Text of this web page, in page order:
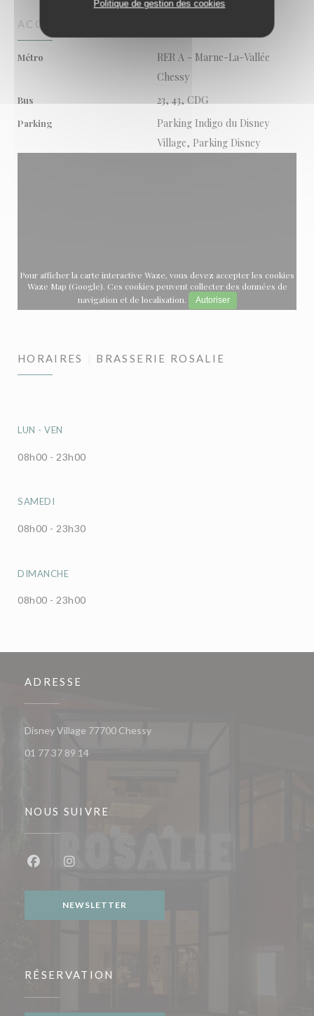
Politique de gestion des cookies
ACCÈS
Métro
RER A - Marne-La-Vallée
Chessy
Bus 23, 43, CDG
Parking
Parking Indigo du Disney
Village, Parking Disney
Pour afficher la carte interactive Waze, vous devez accepter les cookies
Waze Map (Google). Ces cookies peuvent collecter des données de
navigation et de localisation.
Autoriser
HORAIRES BRASSERIE ROSALIE
LUN - VEN
08h00 - 23h00
SAMEDI
08h00 - 23h30
DIMANCHE
08h00 - 23h00
ADRESSE
Disney Village 77700 Chessy((ouvre une nouvelle fenêtre))
01 77 37 89 14
NOUS SUIVRE
NEWSLETTER
RÉSERVATION